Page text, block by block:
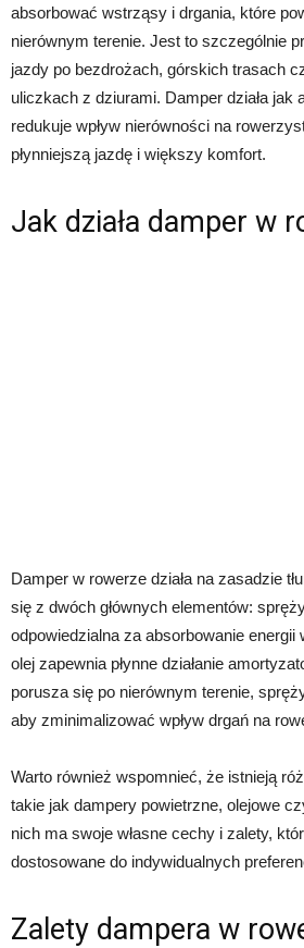
absorbować wstrząsy i drgania, które
nierównym terenie. Jest to szczególnie
jazdy po bezdrożach, górskich trasach
uliczkach z dziurami. Damper działa jak
redukuje wpływ nierówności na
płynniejszą jazdę i większy komfort.
Jak działa damper w
Damper w rowerze działa na zasadzie
się z dwóch głównych elementów:
odpowiedzialna za absorbowanie
olej zapewnia płynne działanie
porusza się po nierównym terenie,
aby zminimalizować wpływ drgań na
Warto również wspomnieć, że istnieją
takie jak dampery powietrzne, olejowe
nich ma swoje własne cechy i zalety,
dostosowane do indywidualnych
Zalety dampera w